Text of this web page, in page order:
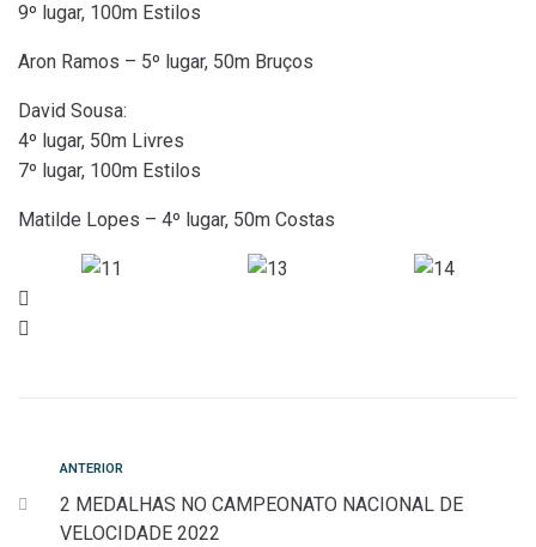
9º lugar, 100m Estilos
Aron Ramos – 5º lugar, 50m Bruços
David Sousa:
4º lugar, 50m Livres
7º lugar, 100m Estilos
Matilde Lopes – 4º lugar, 50m Costas
Navegação
de
Anterior
ANTERIOR
2 MEDALHAS NO CAMPEONATO NACIONAL DE
VELOCIDADE 2022